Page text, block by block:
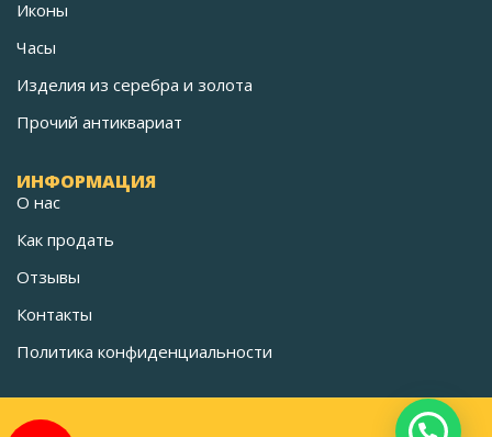
Иконы
Часы
Изделия из серебра и золота
Прочий антиквариат
ИНФОРМАЦИЯ
О нас
Как продать
Отзывы
Контакты
Политика конфиденциальности